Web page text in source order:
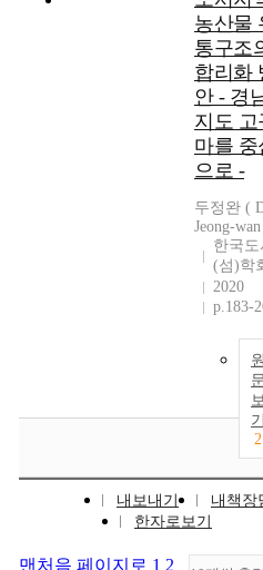
농산물
통구조
합리화
안 - 경
지도 고
마를 중
으로 -
두정완 (
Jeong-
한국도
(섬)학
2020
p.183-
2
내보내기
내책장
한자로보기
맨처음 페이지로 1 2